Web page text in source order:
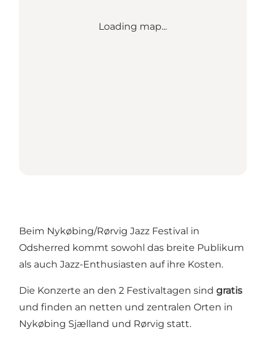
Loading map...
Beim Nykøbing/Rørvig Jazz Festival in
Odsherred kommt sowohl das breite Publikum
als auch Jazz-Enthusiasten auf ihre Kosten.
Die Konzerte an den 2 Festivaltagen sind gratis
und finden an netten und zentralen Orten in
Nykøbing Sjælland und Rørvig statt.